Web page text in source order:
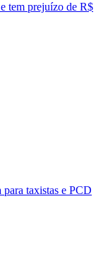
tem prejuízo de R$
taxistas e PCD